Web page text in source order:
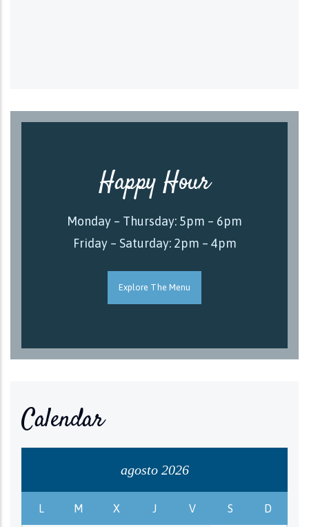
Happy Hour
Monday – Thursday: 5pm – 6pm
Friday – Saturday: 2pm – 4pm
Explore The Menu
Calendar
agosto 2026
L M X J V S D